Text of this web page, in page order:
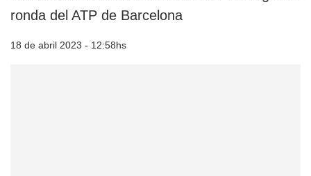
ronda del ATP de Barcelona
18 de abril 2023 - 12:58hs